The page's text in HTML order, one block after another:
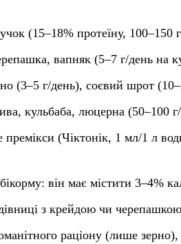
(15–18% протеїну, 100–150
вапняк (5–7 г/день на
(3–5 г/день), соєвий шрот
кульбаба, люцерна (50–100
премікси (Чіктонік, 1 мл/1 л
він має містити 3–4%
з крейдою чи
раціону (лише